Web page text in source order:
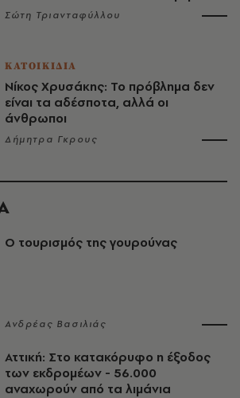
Σώτη Τριανταφύλλου
ΚΑΤΟΙΚΙΔΙΑ
Νίκος Χρυσάκης: Το πρόβλημα δεν
είναι τα αδέσποτα, αλλά οι
άνθρωποι
Δήμητρα Γκρους
Ο τουρισμός της γουρούνας
Ανδρέας Βασιλιάς
Αττική: Στο κατακόρυφο η έξοδος
των εκδρομέων - 56.000
αναχωρούν από τα λιμάνια